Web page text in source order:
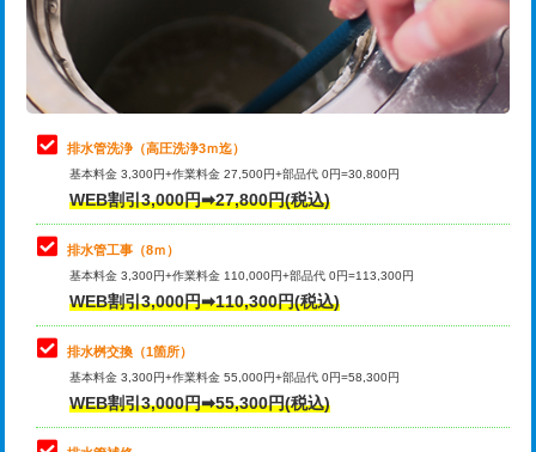
排水管工事（土の掘削・埋め戻し作
業）
11,000円~
排水管工事（排水管工事/3ｍまで） 55,000円
排水管工事（追加 排水管工事/3ｍ超
え）
マス交換（土の掘削・埋め戻し作業）
マス交換（深さ50㎝未満）
マス交換（深さ50㎝以上）
コンクリート斫り（厚さ10㎝まで）
コンクリート斫り（厚さ10㎝超え）
止水・漏水調査・防水処理・清掃・修
理・調整・分解・加工など（軽作業）
11,000円
止水・漏水調査・防水処理・清掃・修
理・調整・分解・加工など（中作業）
22,000円
止水・漏水調査・防水処理・清掃・修
理・調整・分解・加工など（重作業）
33,000円
その他部品の脱着
交換・取付（タンク）
交換・取付(単水栓（壁付・デッキ
式）)
交換・取付(混合水栓（壁付・デッキ
式・ワンホール）)
16,500円+材料費
排水管洗浄（高圧洗浄3ｍ迄）
基本料金 3,300円+作業料金 27,500円+部品代 0円=30,800円
WEB割引3,000円➡27,800円(税込)
排水管工事（8ｍ）
基本料金 3,300円+作業料金 110,000円+部品代 0円=113,300円
WEB割引3,000円➡110,300円(税込)
排水桝交換（1箇所）
基本料金 3,300円+作業料金 55,000円+部品代 0円=58,300円
WEB割引3,000円➡55,300円(税込)